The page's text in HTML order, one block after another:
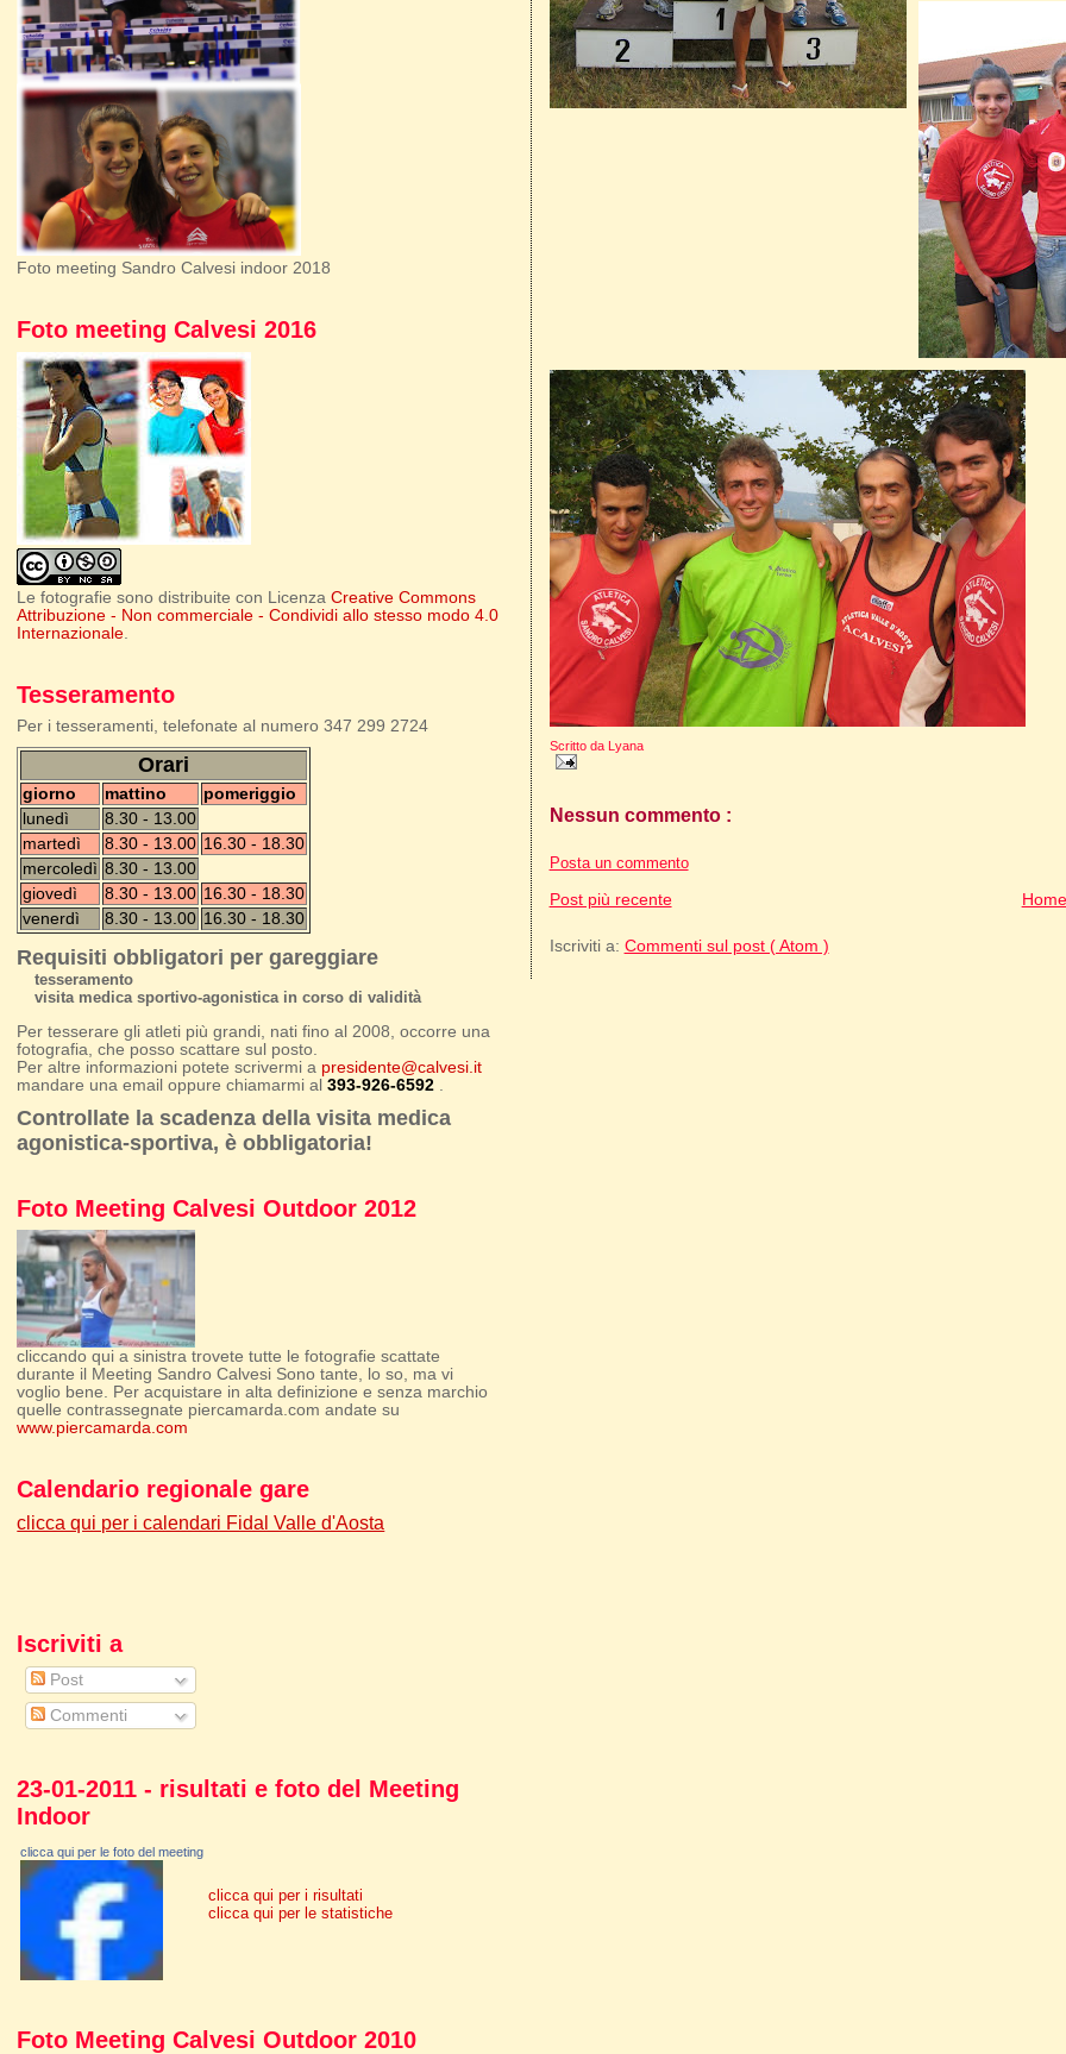
Scritto da Lyana
Nessun commento :
Posta un commento
Post più recente
Iscriviti a: Commenti sul post ( Atom )
Foto meeting Sandro Calvesi indoor 2018
Foto meeting Calvesi 2016
Le fotografie sono distribuite con LicenzaCreative Commons
Attribuzione - Non commerciale - Condividi allo stesso modo 4.0
Internazionale.
Tesseramento
Per i tesseramenti, telefonate al numero 347 299 2724
Orari
giorno mattino
pomeriggio
lunedì
8.30 - 13.00
martedì
8.30 - 13.00 16.30 - 18.30
mercoledì 8.30 - 13.00
giovedì
8.30 - 13.00 16.30 - 18.30
venerdì
8.30 - 13.00 16.30 - 18.30
Requisiti obbligatori per gareggiare
tesseramento
visita medica sportivo-agonistica in corso di validità
Per tesserare gli atleti più grandi, nati fino al 2008, occorre una
fotografia, che posso scattare sul posto.
Per altre informazioni potete scrivermi a presidente@calvesi.it
mandare una email oppure chiamarmi al393-926-6592
Controllate la scadenza della visita medica
agonistica-sportiva, è obbligatoria!
Foto Meeting Calvesi Outdoor 2012
cliccando qui a sinistra trovete tutte le fotografie scattate
durante il Meeting Sandro Calvesi Sono tante, lo so, ma vi
voglio bene. Per acquistare in alta definizione e senza marchio
quelle contrassegnate piercamarda.com andate su
www.piercamarda.com
Calendario regionale gare
clicca qui per i calendari Fidal Valle d'Aosta
Iscriviti a
Post
Commenti
23-01-2011 - risultati e foto del Meeting
Indoor
clicca qui per le foto del meeting
clicca qui per i risultati
clicca qui per le statistiche
Foto Meeting Calvesi Outdoor 2010